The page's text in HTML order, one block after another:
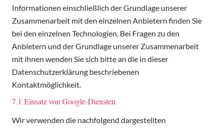
Informationen einschließlich der Grundlage unserer
Zusammenarbeit mit den einzelnen Anbietern finden Sie
bei den einzelnen Technologien. Bei Fragen zu den
Anbietern und der Grundlage unserer Zusammenarbeit
mit ihnen wenden Sie sich bitte an die in dieser
Datenschutzerklärung beschriebenen
Kontaktmöglichkeit.
7.1 Einsatz von Google-Diensten
Wir verwenden die nachfolgend dargestellten